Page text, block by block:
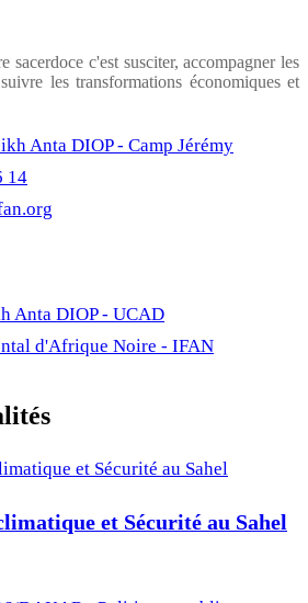
c'est susciter, accompagner les
les transformations économiques et
Anta DIOP - Camp Jérémy
14
Anta DIOP - UCAD
d'Afrique Noire - IFAN
et Sécurité au Sahel